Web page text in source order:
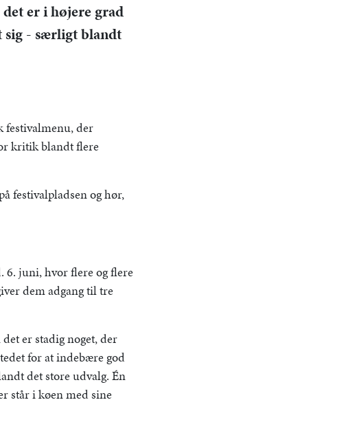
er i højere grad
sig - særligt blandt
festivalmenu, der
kritik blandt flere
festivalpladsen og hør,
6. juni, hvor flere og flere
dem adgang til tre
er stadig noget, der
for at indebære god
det store udvalg. Én
står i køen med sine